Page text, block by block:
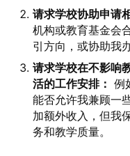
请求学校协助申请
机构或教育基金会
引方向，或协助我
请求学校在不影响
活的工作安排： 例
能否允许我兼顾一
加额外收入，但我
务和教学质量。